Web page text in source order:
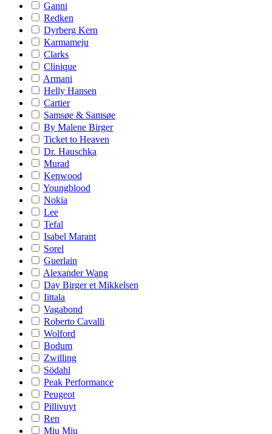
Ganni
Redken
Dyrberg Kern
Karmameju
Clarks
Clinique
Armani
Helly Hansen
Cartier
Samsøe & Samsøe
By Malene Birger
Ticket to Heaven
Dr. Hauschka
Murad
Kenwood
Youngblood
Nokia
Lee
Tefal
Isabel Marant
Sorel
Guerlain
Alexander Wang
Day Birger et Mikkelsen
Iittala
Vagabond
Roberto Cavalli
Wolford
Bodum
Zwilling
Södahl
Peak Performance
Peugeot
Pillivuyt
Ren
Miu Miu